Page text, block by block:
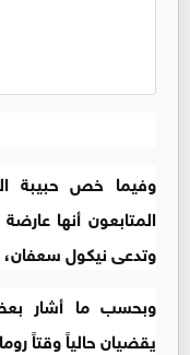
وفيما خص حبيبة
المتابعون أنها
وتدعى ​نيكول سعفان​،
وبحسب ما أشار
يقضيان حالياً وقتاً